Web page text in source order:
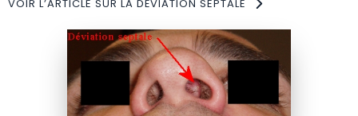
VOIR L’ARTICLE SUR LA DÉVIATION SEPTALE